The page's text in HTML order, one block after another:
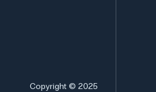
Copyright © 2025